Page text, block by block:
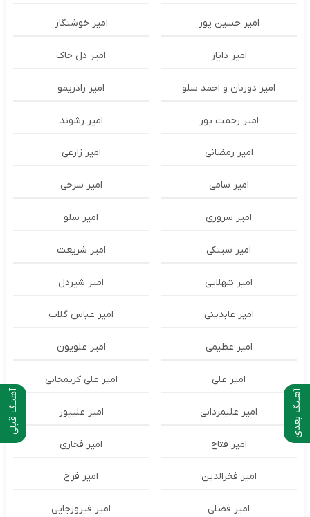
آهنـگ قبلی آهـنگ بعدی
امیر حسین پور امیر خوشنگار
امیر دایاز امیر دل خاک
امیر دوربان و احمد سلو امیر رادریمو
امیر رحمت پور امیر رشوند
امیر رمضانی امیر زارعی
امیر سامی امیر سرخی
امیر سروری امیر سلو
امیر سینکی امیر شریعت
امیر شهلایی امیر شیردل
امیر عابدینی امیر عباس گلاب
امیر عظیمی امیر علویون
امیر علی امیر علی کریمخانی
امیر علیمردانی امیر علیپور
امیر فتاح امیر فخاری
امیر فخرالدین امیر فرخ
امیر فضلی امیر فیروزجایی